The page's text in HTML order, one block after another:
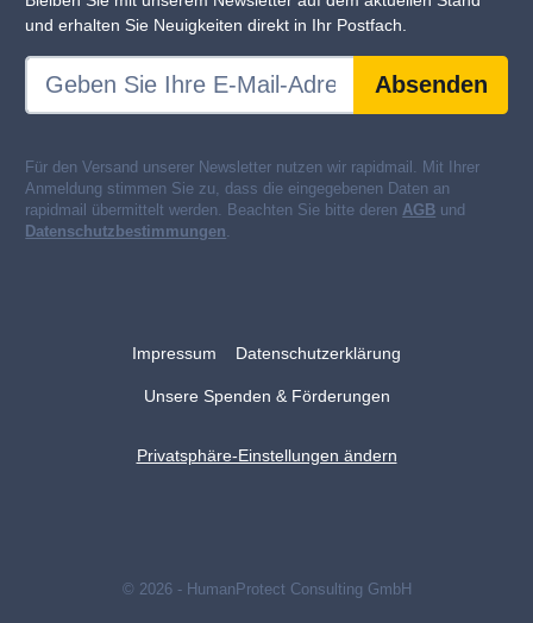
und erhalten Sie Neuigkeiten direkt in Ihr Postfach.
Absenden
Für den Versand unserer Newsletter nutzen wir rapidmail. Mit Ihrer
Anmeldung stimmen Sie zu, dass die eingegebenen Daten an
rapidmail übermittelt werden. Beachten Sie bitte deren AGB und
Datenschutzbestimmungen
Impressum Datenschutzerklärung
Unsere Spenden & Förderungen
Privatsphäre-Einstellungen ändern
© 2026 - HumanProtect Consulting GmbH